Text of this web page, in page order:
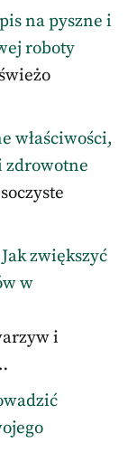
na pyszne i
roboty
właściwości,
zdrowotne
zwiększyć
w
i